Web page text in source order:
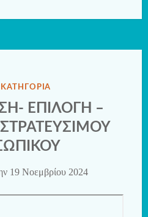
ΕΠΙΛΟΓΗ –
19 Νοεμβρίου 2024